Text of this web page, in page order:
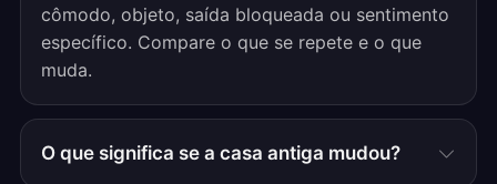
cômodo, objeto, saída bloqueada ou sentimento
específico. Compare o que se repete e o que
muda.
O que significa se a casa antiga mudou?